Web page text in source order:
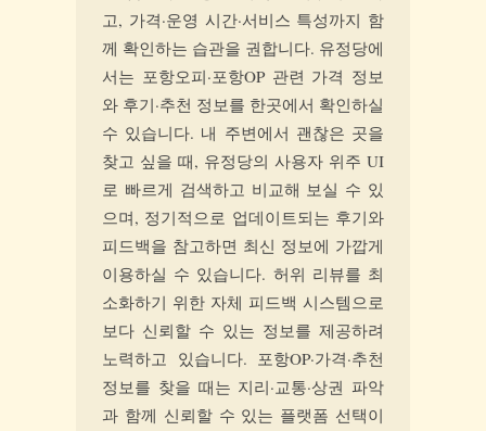
고, 가격·운영 시간·서비스 특성까지 함
께 확인하는 습관을 권합니다. 유정당에
서는 포항오피·포항OP 관련 가격 정보
와 후기·추천 정보를 한곳에서 확인하실
수 있습니다. 내 주변에서 괜찮은 곳을
찾고 싶을 때, 유정당의 사용자 위주 UI
로 빠르게 검색하고 비교해 보실 수 있
으며, 정기적으로 업데이트되는 후기와
피드백을 참고하면 최신 정보에 가깝게
이용하실 수 있습니다. 허위 리뷰를 최
소화하기 위한 자체 피드백 시스템으로
보다 신뢰할 수 있는 정보를 제공하려
노력하고 있습니다. 포항OP·가격·추천
정보를 찾을 때는 지리·교통·상권 파악
과 함께 신뢰할 수 있는 플랫폼 선택이